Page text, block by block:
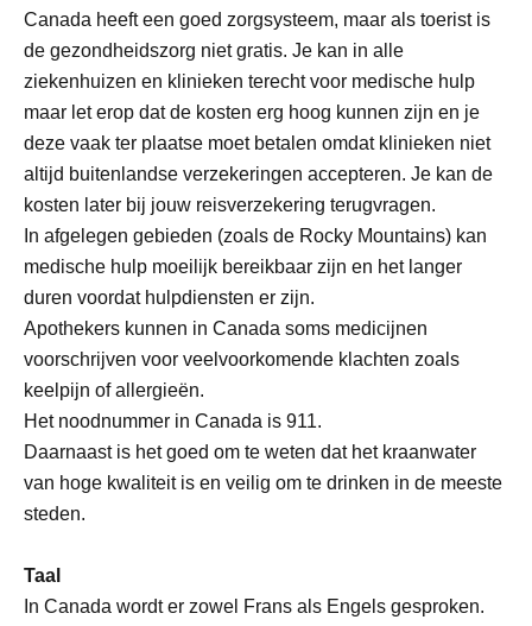
Canada heeft een goed zorgsysteem, maar als toerist is
de gezondheidszorg niet gratis. Je kan in alle
ziekenhuizen en klinieken terecht voor medische hulp
maar let erop dat de kosten erg hoog kunnen zijn en je
deze vaak ter plaatse moet betalen omdat klinieken niet
altijd buitenlandse verzekeringen accepteren. Je kan de
kosten later bij jouw reisverzekering terugvragen.
In afgelegen gebieden (zoals de Rocky Mountains) kan
medische hulp moeilijk bereikbaar zijn en het langer
duren voordat hulpdiensten er zijn.
Apothekers kunnen in Canada soms medicijnen
voorschrijven voor veelvoorkomende klachten zoals
keelpijn of allergieën.
Het noodnummer in Canada is 911.
Daarnaast is het goed om te weten dat het kraanwater
van hoge kwaliteit is en veilig om te drinken in de meeste
steden.
Taal
In Canada wordt er zowel Frans als Engels gesproken.